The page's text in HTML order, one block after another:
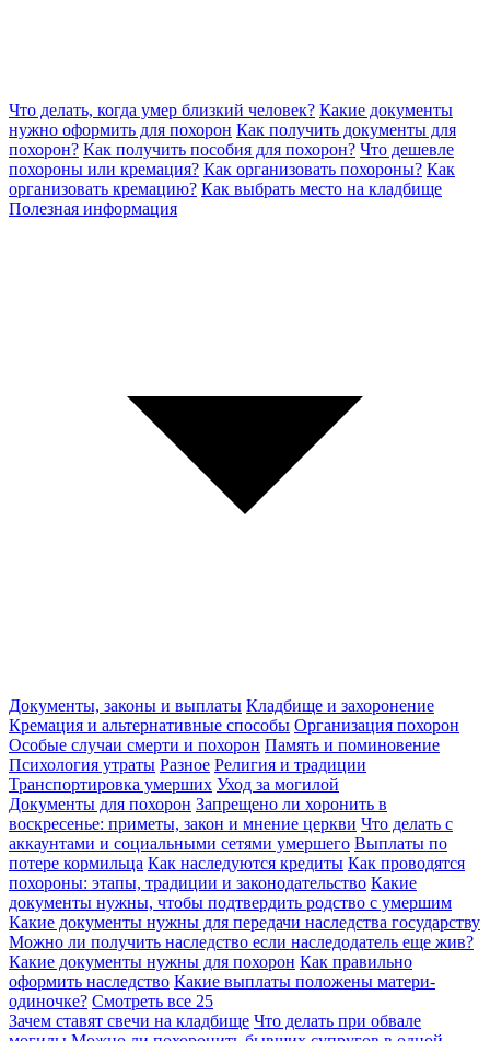
Что делать, когда умер близкий человек? Какие документы
нужно оформить для похорон Как получить документы для
похорон? Как получить пособия для похорон? Что дешевле
похороны или кремация? Как организовать похороны? Как
организовать кремацию? Как выбрать место на кладбище
Полезная информация
Документы, законы и выплаты Кладбище и захоронение
Кремация и альтернативные способы Организация похорон
Особые случаи смерти и похорон Память и поминовение
Психология утраты Разное Религия и традиции
Транспортировка умерших Уход за могилой
Документы для похорон Запрещено ли хоронить в
воскресенье: приметы, закон и мнение церкви Что делать с
аккаунтами и социальными сетями умершего Выплаты по
потере кормильца Как наследуются кредиты Как проводятся
похороны: этапы, традиции и законодательство Какие
документы нужны, чтобы подтвердить родство с умершим
Какие документы нужны для передачи наследства государству
Можно ли получить наследство если наследодатель еще жив?
Какие документы нужны для похорон Как правильно
оформить наследство Какие выплаты положены матери-
одиночке? Смотреть все 25
Зачем ставят свечи на кладбище Что делать при обвале